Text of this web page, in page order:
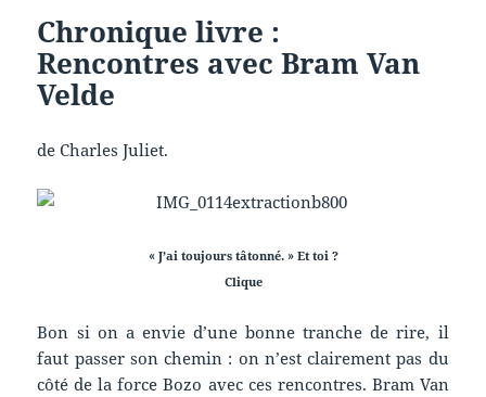
Chronique livre :
Rencontres avec Bram Van
Velde
de Charles Juliet.
« J’ai toujours tâtonné. » Et toi ?
Clique
Bon si on a envie d’une bonne tranche de rire, il
faut passer son chemin : on n’est clairement pas du
côté de la force Bozo avec ces rencontres. Bram Van